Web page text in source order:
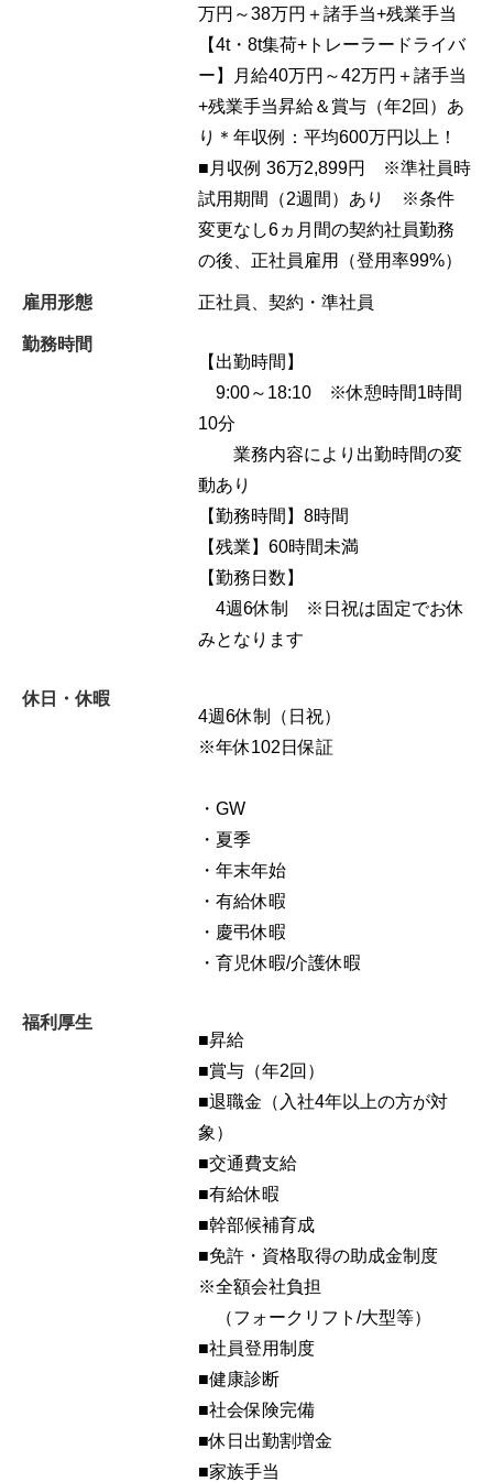
万円～38万円＋諸手当+残業手当
【4t・8t集荷+トレーラードライバ
ー】月給40万円～42万円＋諸手当
+残業手当昇給＆賞与（年2回）あ
り＊年収例：平均600万円以上！
■月収例 36万2,899円 ※準社員時
試用期間（2週間）あり ※条件
変更なし6ヵ月間の契約社員勤務
の後、正社員雇用（登用率99%）
雇用形態 正社員、契約・準社員
勤務時間
【出勤時間】
9:00～18:10 ※休憩時間1時間
10分
業務内容により出勤時間の変
動あり
【勤務時間】8時間
【残業】60時間未満
【勤務日数】
4週6休制 ※日祝は固定でお休
みとなります
休日・休暇
4週6休制（日祝）
※年休102日保証
・GW
・夏季
・年末年始
・有給休暇
・慶弔休暇
・育児休暇/介護休暇
福利厚生
■昇給
■賞与（年2回）
■退職金（入社4年以上の方が対
象）
■交通費支給
■有給休暇
■幹部候補育成
■免許・資格取得の助成金制度
※全額会社負担
（フォークリフト/大型等）
■社員登用制度
■健康診断
■社会保険完備
■休日出勤割増金
■家族手当